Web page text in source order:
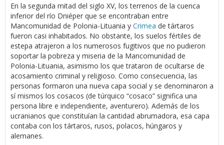
En la segunda mitad del siglo XV, los terrenos de la cuenca
inferior del río Dniéper que se encontraban entre
Mancomunidad de Polonia-Lituania y Crimea de tártaros
fueron casi inhabitados. No obstante, los suelos fértiles de
estepa atrajeron a los numerosos fugitivos que no pudieron
soportar la pobreza y miseria de la Mancomunidad de
Polonia-Lituania, asimismo los que trataron de ocultarse de
acosamiento criminal y religioso. Como consecuencia, las
personas formaron una nueva capa social y se denominaron a
sí mismos los cosacos (de túrquico “cosaco” significa una
persona libre e independiente, aventurero). Además de los
ucranianos que constituían la cantidad abrumadora, esa capa
contaba con los tártaros, rusos, polacos, húngaros y
alemanes.